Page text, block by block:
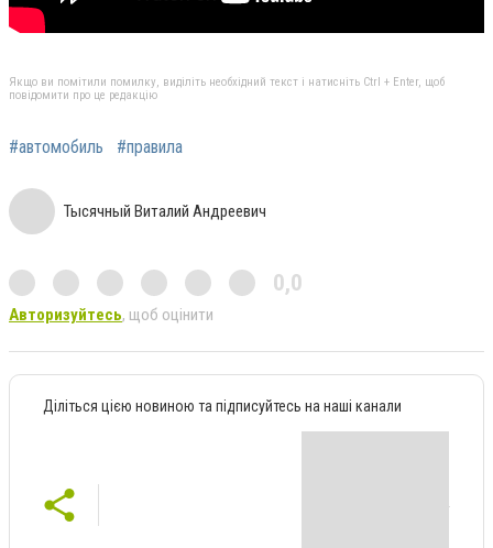
Якщо ви помітили помилку, виділіть необхідний текст і натисніть Ctrl + Enter, щоб
повідомити про це редакцію
#автомобиль #правила
Тысячный Виталий Андреевич
0,0
Авторизуйтесь, щоб оцінити
Діліться цією новиною та підписуйтесь на наші канали